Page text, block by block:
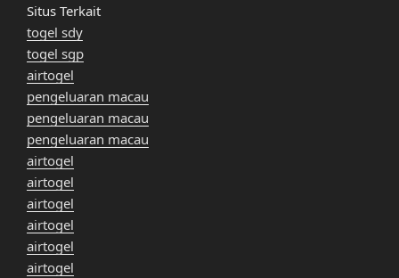
Situs Terkait
togel sdy
togel sgp
airtogel
pengeluaran macau
pengeluaran macau
pengeluaran macau
airtogel
airtogel
airtogel
airtogel
airtogel
airtogel